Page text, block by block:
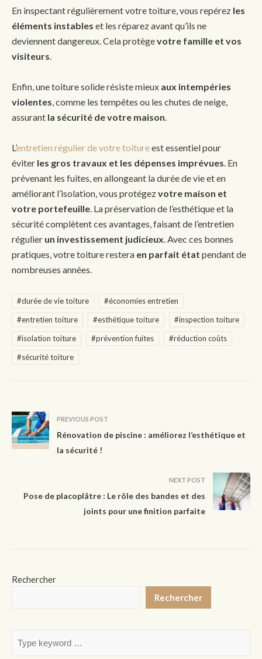
En inspectant régulièrement votre toiture, vous repérez les
éléments instables et les réparez avant qu’ils ne
deviennent dangereux. Cela protègevotre famille et vos
visiteurs
Enfin, une toiture solide résiste mieux aux intempéries
violentes , comme les tempêtes ou les chutes de neige,
assurant la sécurité de votre maison
L’entretien régulier de votre toitureest essentiel pour
éviter les gros travaux et les dépenses imprévues . En
prévenant les fuites, en allongeant la durée de vie et en
améliorant l’isolation, vous protégezvotre maison et
votre portefeuille . La préservation de l’esthétique et la
sécurité complètent ces avantages, faisant de l’entretien
régulier un investissement judicieux . Avec ces bonnes
pratiques, votre toiture restera en parfait état pendant de
nombreuses années.
#durée de vie toiture
#économies entretien
#entretien toiture
#esthétique toiture
#inspection toiture
#isolation toiture
#prévention fuites
#réduction coûts
#sécurité toiture
PREVIOUS POST
Rénovation de piscine : améliorez l’esthétique et
la sécurité !
NEXT POST
Pose de placoplâtre : Le rôle des bandes et des
joints pour une finition parfaite
Rechercher
Rechercher